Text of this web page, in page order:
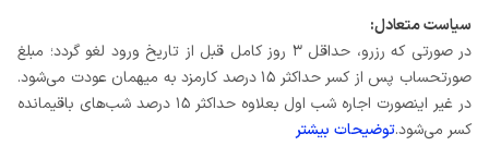
سیاست متعادل:
در صورتی که رزرو، حداقل 3 روز کامل قبل از تاریخ ورود لغو گردد؛ مبلغ
صورتحساب پس از کسر حداکثر 15 درصد کارمزد به میهمان عودت می‌شود.
در غیر اینصورت اجاره شب اول بعلاوه حداکثر 15 درصد شب‌های باقیمانده
کسر می‌شود.توضیحات بیشتر